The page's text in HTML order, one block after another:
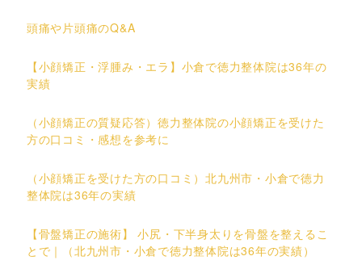
頭痛や片頭痛のQ&A
【小顔矯正・浮腫み・エラ】小倉で徳力整体院は36年の
実績
（小顔矯正の質疑応答）徳力整体院の小顔矯正を受けた
方の口コミ・感想を参考に
（小顔矯正を受けた方の口コミ）北九州市・小倉で徳力
整体院は36年の実績
【骨盤矯正の施術】 小尻・下半身太りを骨盤を整えるこ
とで｜（北九州市・小倉で徳力整体院は36年の実績）